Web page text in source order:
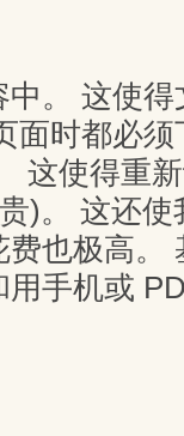
。 这使
面时都必
这使得重
)。 这还
也极高。
手机或